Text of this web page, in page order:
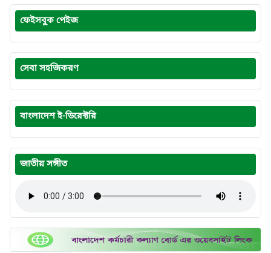
ফেইসবুক পেইজ
সেবা সহজিকরণ
বাংলাদেশ ই-ডিরেক্টরি
জাতীয় সঙ্গীত